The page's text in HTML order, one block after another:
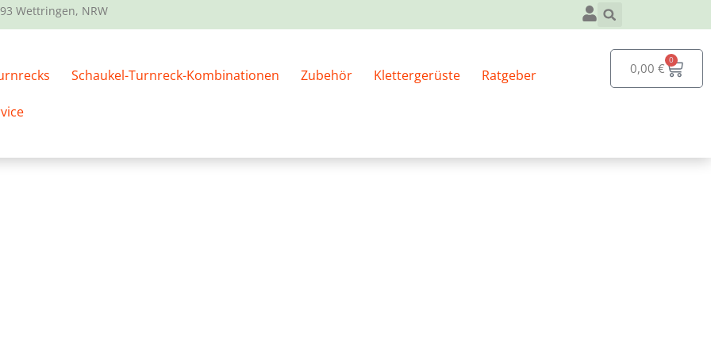
Wettringen, NRW
Schaukel-Turnreck-Kombinationen Zubehör Klettergerüste Ratgeber 0,00€
0